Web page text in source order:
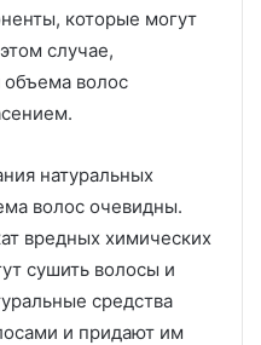
которые могут
случае,
объема волос
натуральных
волос очевидны.
вредных химических
сушить волосы и
средства
и придают им